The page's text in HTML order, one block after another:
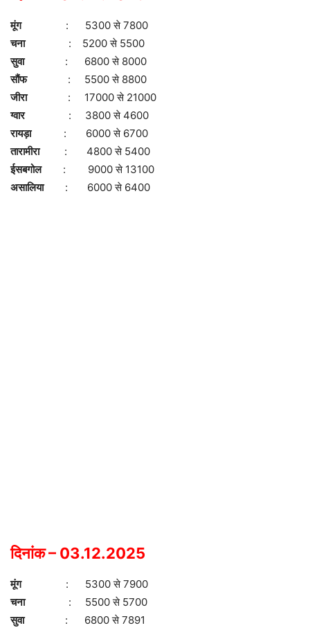
मूंग: 5300 से 7800
चना : 5200 से 5500
सुवा : 6800 से 8000
सौंफ
: 5500 से 8800
जीरा : 17000 से 21000
ग्वार
: 3800 से 4600
रायड़ा : 6000 से 6700
तारामीरा: 4800 से 5400
ईसबगोल
: 9000 से 13100
असालिया : 6000 से 6400
दिनांक – 03.12.2025
मूंग: 5300 से 7900
चना : 5500 से 5700
सुवा : 6800 से 7891